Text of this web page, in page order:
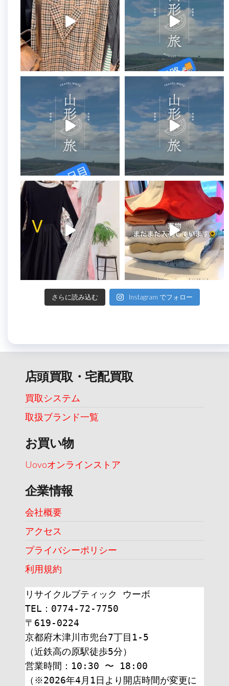
さらに読み込む Instagram でフォロー
店頭買取・宅配買取
買取システム
取扱ブランド一覧
お買い物
Uovoオンラインストア
企業情報
会社概要
アクセス
プライバシーポリシー
利用規約
リサイクルブティック ウーボ
TEL：0774-72-7750
〒619-0224
京都府木津川市兜台7丁目1-5
（近鉄高の原駅徒歩5分）
営業時間：10:30 〜 18:00
（※2026年4月1日より開店時間が変更に